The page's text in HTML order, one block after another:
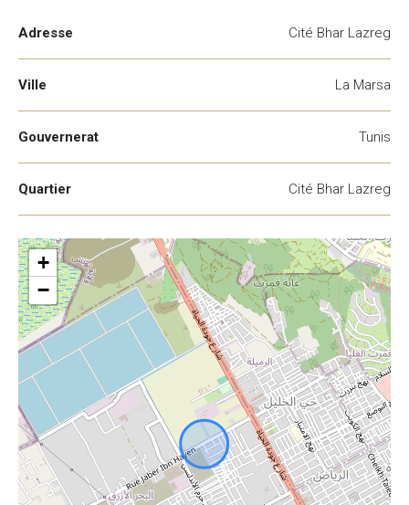
Adresse Cité Bhar Lazreg
Ville La Marsa
Gouvernerat Tunis
Quartier Cité Bhar Lazreg
+
−